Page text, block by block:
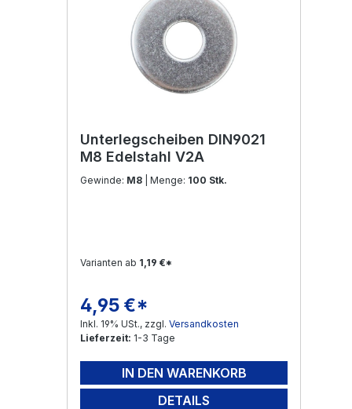
Unterlegscheiben DIN9021
M8 Edelstahl V2A
Gewinde: M8 | Menge: 100 Stk.
Varianten ab 1,19 €*
Regulärer Preis:
4,95 €*
Inkl. 19% USt., zzgl. Versandkosten
Lieferzeit: 1-3 Tage
IN DEN WARENKORB
DETAILS